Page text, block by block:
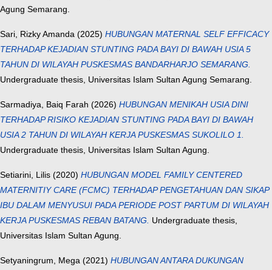
Agung Semarang.
Sari, Rizky Amanda (2025) HUBUNGAN MATERNAL SELF EFFICACY
TERHADAP KEJADIAN STUNTING PADA BAYI DI BAWAH USIA 5
TAHUN DI WILAYAH PUSKESMAS BANDARHARJO SEMARANG.
Undergraduate thesis, Universitas Islam Sultan Agung Semarang.
Sarmadiya, Baiq Farah (2026) HUBUNGAN MENIKAH USIA DINI
TERHADAP RISIKO KEJADIAN STUNTING PADA BAYI DI BAWAH
USIA 2 TAHUN DI WILAYAH KERJA PUSKESMAS SUKOLILO 1.
Undergraduate thesis, Universitas Islam Sultan Agung.
Setiarini, Lilis (2020) HUBUNGAN MODEL FAMILY CENTERED
MATERNITIY CARE (FCMC) TERHADAP PENGETAHUAN DAN SIKAP
IBU DALAM MENYUSUI PADA PERIODE POST PARTUM DI WILAYAH
KERJA PUSKESMAS REBAN BATANG. Undergraduate thesis,
Universitas Islam Sultan Agung.
Setyaningrum, Mega (2021) HUBUNGAN ANTARA DUKUNGAN